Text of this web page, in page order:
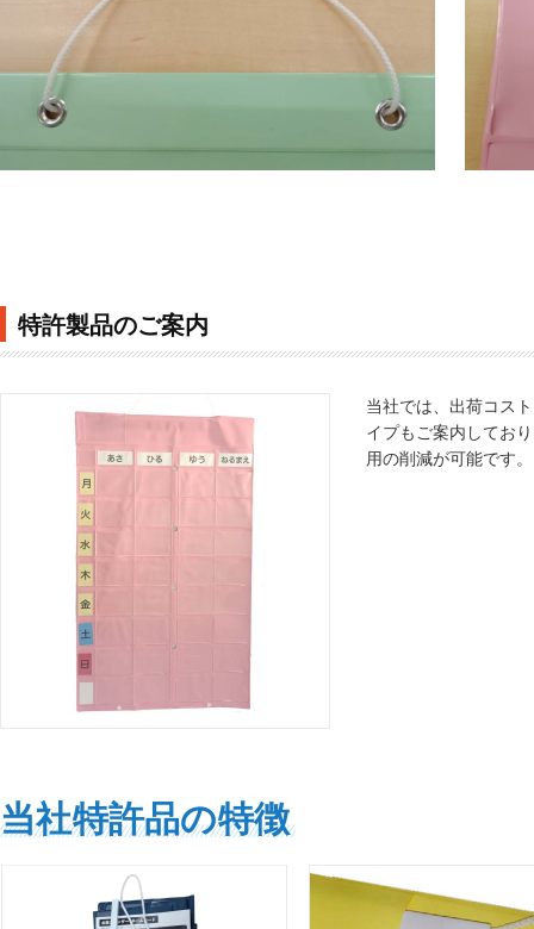
特許製品のご案内
当社では、出荷コス
イプもご案内してお
用の削減が可能です。
当社特許品の特徴